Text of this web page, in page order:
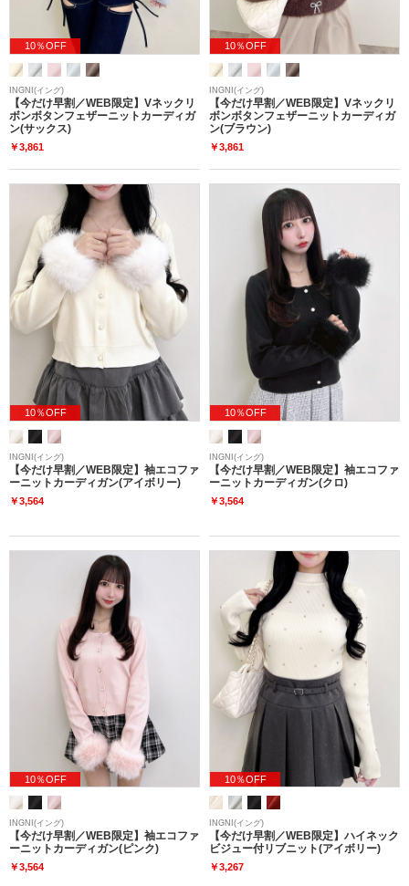
10％OFF
INGNI(イング)
【今だけ早割／WEB限定】Vネックリ
ボンボタンフェザーニットカーディガ
ン(サックス)
￥3,861
10％OFF
INGNI(イング)
【今だけ早割／WEB限定】Vネックリ
ボンボタンフェザーニットカーディガ
ン(ブラウン)
￥3,861
10％OFF
INGNI(イング)
【今だけ早割／WEB限定】袖エコファ
ーニットカーディガン(アイボリー)
￥3,564
10％OFF
INGNI(イング)
【今だけ早割／WEB限定】袖エコファ
ーニットカーディガン(クロ)
￥3,564
10％OFF
INGNI(イング)
【今だけ早割／WEB限定】袖エコファ
ーニットカーディガン(ピンク)
￥3,564
10％OFF
INGNI(イング)
【今だけ早割／WEB限定】ハイネック
ビジュー付リブニット(アイボリー)
￥3,267